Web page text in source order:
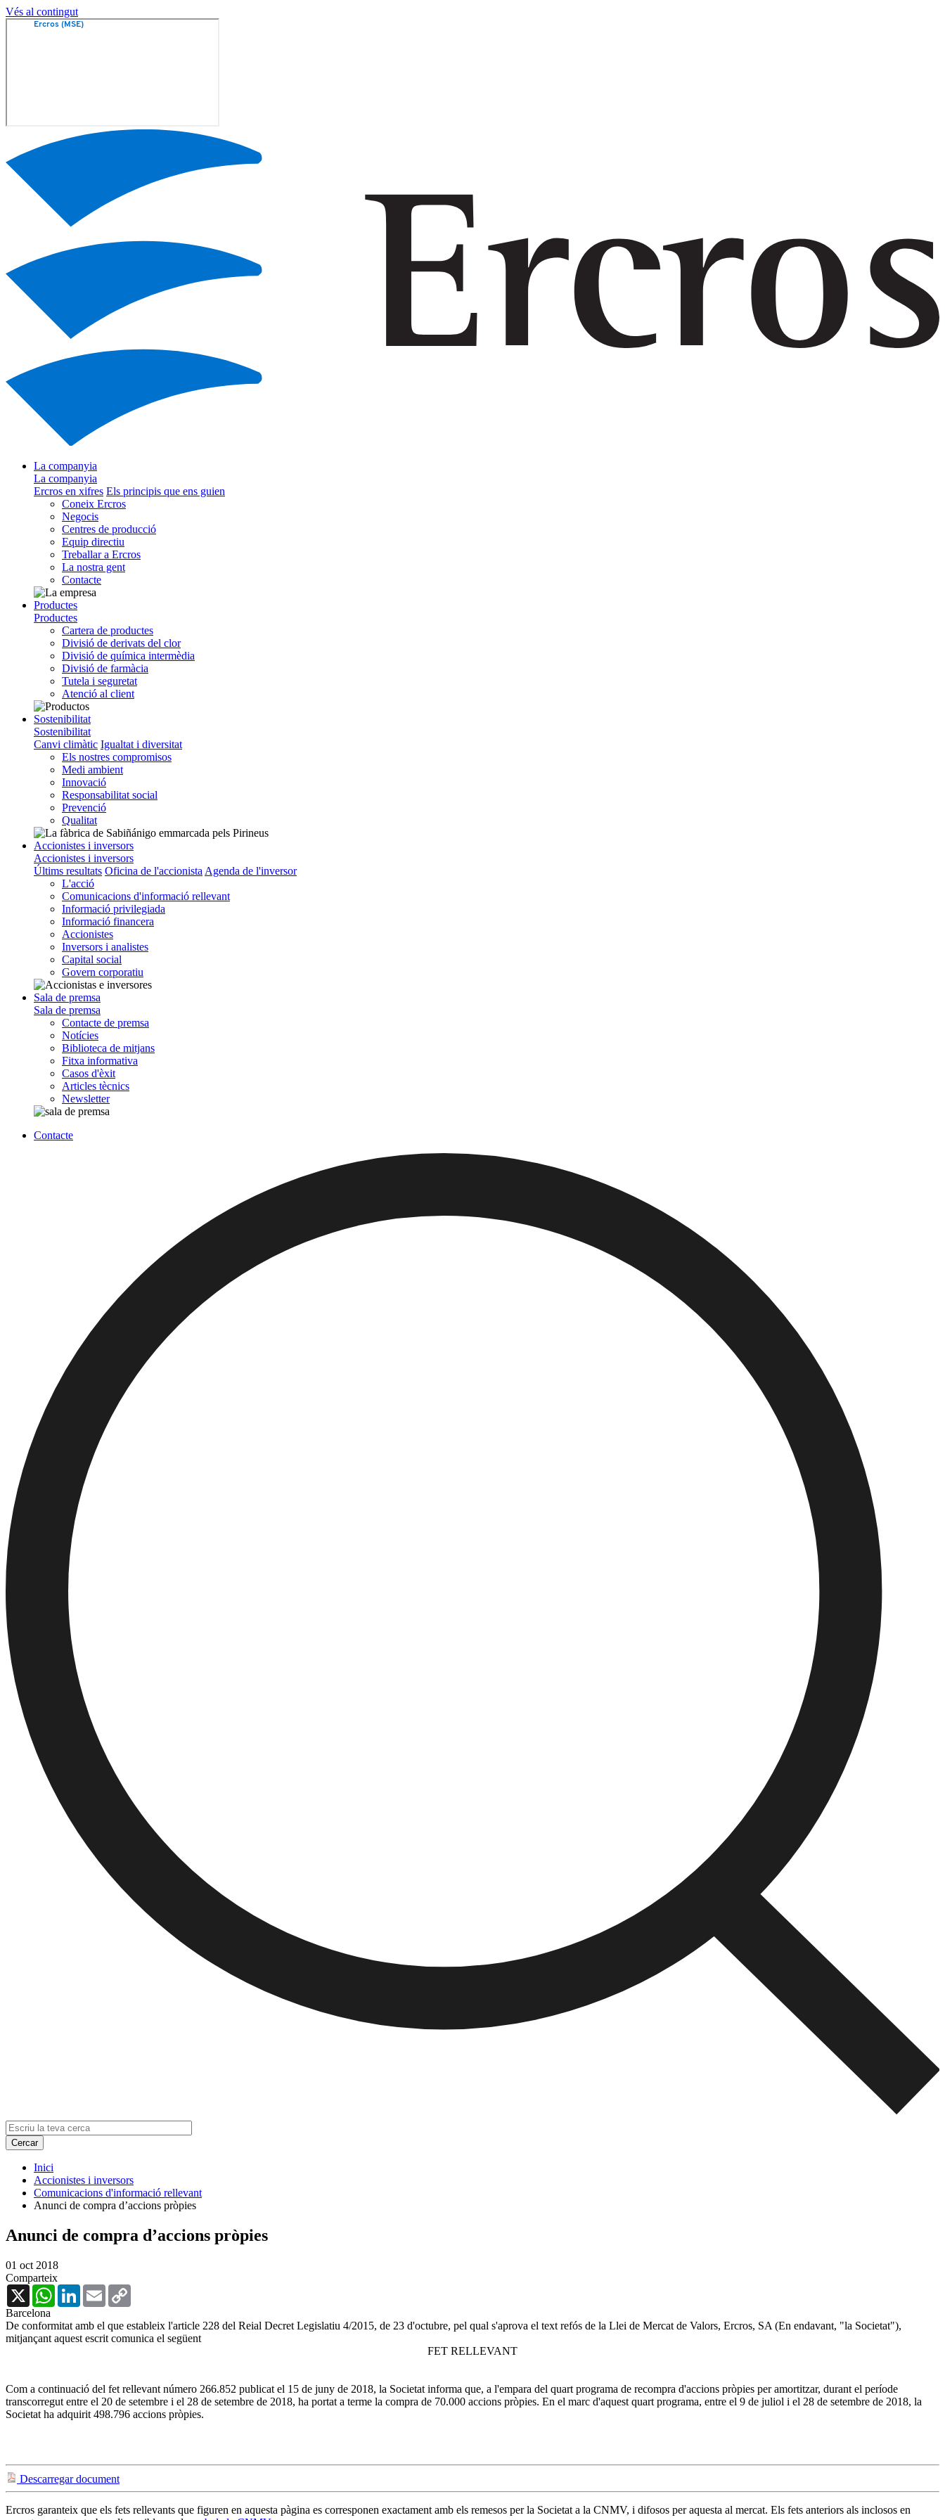
Vés al contingut
La companyia
La companyia
Ercros en xifres Els principis que ens guien
Coneix Ercros
Negocis
Centres de producció
Equip directiu
Treballar a Ercros
La nostra gent
Contacte
Productes
Productes
Cartera de productes
Divisió de derivats del clor
Divisió de química intermèdia
Divisió de farmàcia
Tutela i seguretat
Atenció al client
Sostenibilitat
Sostenibilitat
Canvi climàtic Igualtat i diversitat
Els nostres compromisos
Medi ambient
Innovació
Responsabilitat social
Prevenció
Qualitat
Accionistes i inversors
Accionistes i inversors
Últims resultats Oficina de l'accionista Agenda de l'inversor
L'acció
Comunicacions d'informació rellevant
Informació privilegiada
Informació financera
Accionistes
Inversors i analistes
Capital social
Govern corporatiu
Sala de premsa
Sala de premsa
Contacte de premsa
Notícies
Biblioteca de mitjans
Fitxa informativa
Casos d'èxit
Articles tècnics
Newsletter
Contacte
Inici
Accionistes i inversors
Comunicacions d'informació rellevant
Anunci de compra d’accions pròpies
Anunci de compra d’accions pròpies
01 oct 2018
Comparteix
X
WhatsAppLinkedInEmail
Barcelona
De conformitat amb el que estableix l'article 228 del Reial Decret Legislatiu 4/2015, de 23 d'octubre, pel qual s'aprova el text refós de la Llei de Mercat de Valors, Ercros, SA (En endavant, "la Societat"),
mitjançant aquest escrit comunica el següent
FET RELLEVANT
Com a continuació del fet rellevant número 266.852 publicat el 15 de juny de 2018, la Societat informa que, a l'empara del quart programa de recompra d'accions pròpies per amortitzar, durant el període
transcorregut entre el 20 de setembre i el 28 de setembre de 2018, ha portat a terme la compra de 70.000 accions pròpies. En el marc d'aquest quart programa, entre el 9 de juliol i el 28 de setembre de 2018, la
Societat ha adquirit 498.796 accions pròpies.
Descarregar document
Ercros garanteix que els fets rellevants que figuren en aquesta pàgina es corresponen exactament amb els remesos per la Societat a la CNMV, i difosos per aquesta al mercat. Els fets anteriors als inclosos en